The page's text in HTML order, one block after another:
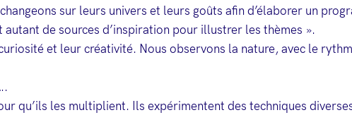
sur leurs univers et leurs goûts afin d’élaborer un
de sources d’inspiration pour illustrer les thèmes ».
et leur créativité. Nous observons la nature, avec le
qu’ils les multiplient. Ils expérimentent des techniques